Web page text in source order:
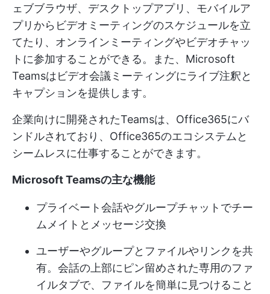
ェブブラウザ、デスクトップアプリ、モバイルア
プリからビデオミーティングのスケジュールを立
てたり、オンラインミーティングやビデオチャッ
トに参加することができる。また、Microsoft
Teamsはビデオ会議ミーティングにライブ注釈と
キャプションを提供します。
企業向けに開発されたTeamsは、Office365にバ
ンドルされており、Office365のエコシステムと
シームレスに仕事することができます。
Microsoft Teamsの主な機能
プライベート会話やグループチャットでチー
ムメイトとメッセージ交換
ユーザーやグループとファイルやリンクを共
有。会話の上部にピン留めされた専用のファ
イルタブで、ファイルを簡単に見つけること